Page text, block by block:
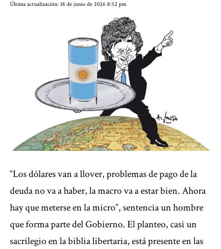
Última actualización: 18 de junio de 2026 8:52 pm
“Los dólares van a llover, problemas de pago de la
deuda no va a haber, la macro va a estar bien. Ahora
hay que meterse en la micro”, sentencia un hombre
que forma parte del Gobierno. El planteo, casi un
sacrilegio en la biblia libertaria, está presente en las